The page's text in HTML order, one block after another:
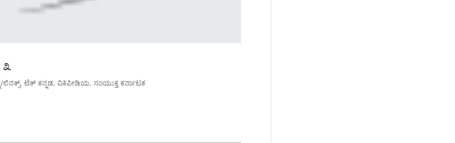
ಲಿನಕ್ಸ್,ಟೆಕ್ ಕನ್ನಡ,ವಿಕಿಪೀಡಿಯ,ಸಂಯುಕ್ತ ಕರ್ನಾಟಕ